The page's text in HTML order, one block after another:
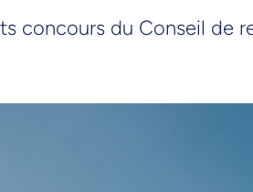
concours du Conseil de